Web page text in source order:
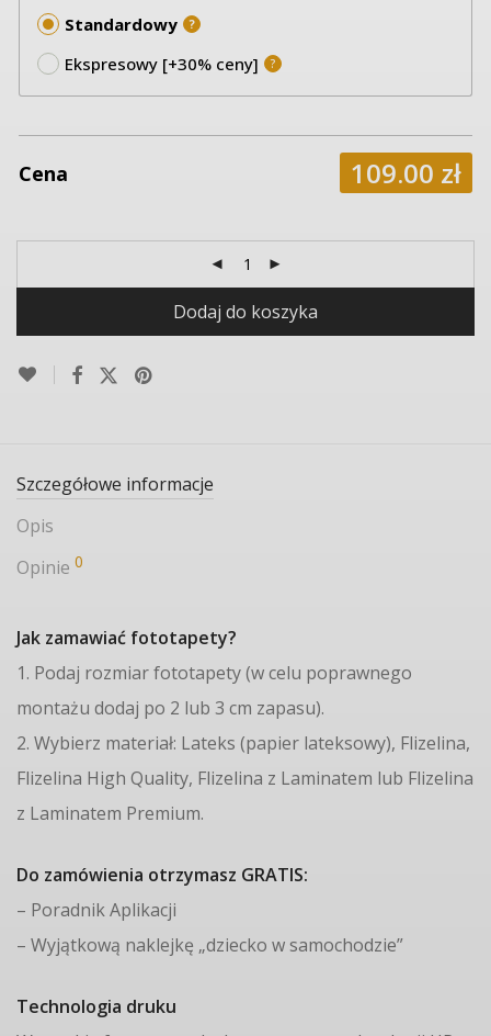
Standardowy ?
Ekspresowy [+30% ceny] ?
Cena 109.00 zł
Dodaj do koszyka
Szczegółowe informacje
Opis
Opinie 0
Jak zamawiać fototapety?
1. Podaj rozmiar fototapety (w celu poprawnego
montażu dodaj po 2 lub 3 cm zapasu).
2. Wybierz materiał: Lateks (papier lateksowy), Flizelina,
Flizelina High Quality, Flizelina z Laminatem lub Flizelina
z Laminatem Premium.
Do zamówienia otrzymasz GRATIS:
– Poradnik Aplikacji
– Wyjątkową naklejkę „dziecko w samochodzie”
Technologia druku